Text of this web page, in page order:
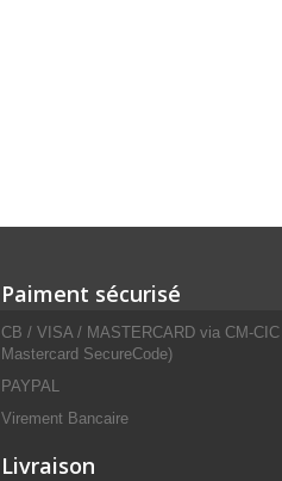
Paiment sécurisé
CB / VISA / MASTERCARD via CM-
Mastercard SecureCode)
PAYPAL
Virement Bancaire
Livraison